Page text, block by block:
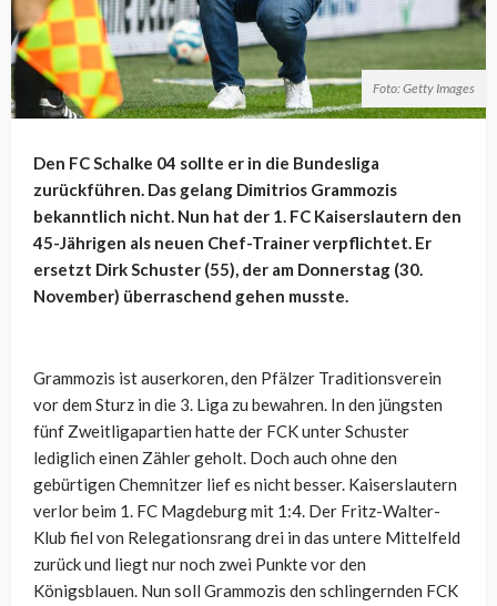
Foto: Getty Images
Den FC Schalke 04 sollte er in die Bundesliga
zurückführen. Das gelang Dimitrios Grammozis
bekanntlich nicht. Nun hat der 1. FC Kaiserslautern den
45-Jährigen als neuen Chef-Trainer verpflichtet. Er
ersetzt Dirk Schuster (55), der am Donnerstag (30.
November) überraschend gehen musste.
Grammozis ist auserkoren, den Pfälzer Traditionsverein
vor dem Sturz in die 3. Liga zu bewahren. In den jüngsten
fünf Zweitligapartien hatte der FCK unter Schuster
lediglich einen Zähler geholt. Doch auch ohne den
gebürtigen Chemnitzer lief es nicht besser. Kaiserslautern
verlor beim 1. FC Magdeburg mit 1:4. Der Fritz-Walter-
Klub fiel von Relegationsrang drei in das untere Mittelfeld
zurück und liegt nur noch zwei Punkte vor den
Königsblauen. Nun soll Grammozis den schlingernden FCK